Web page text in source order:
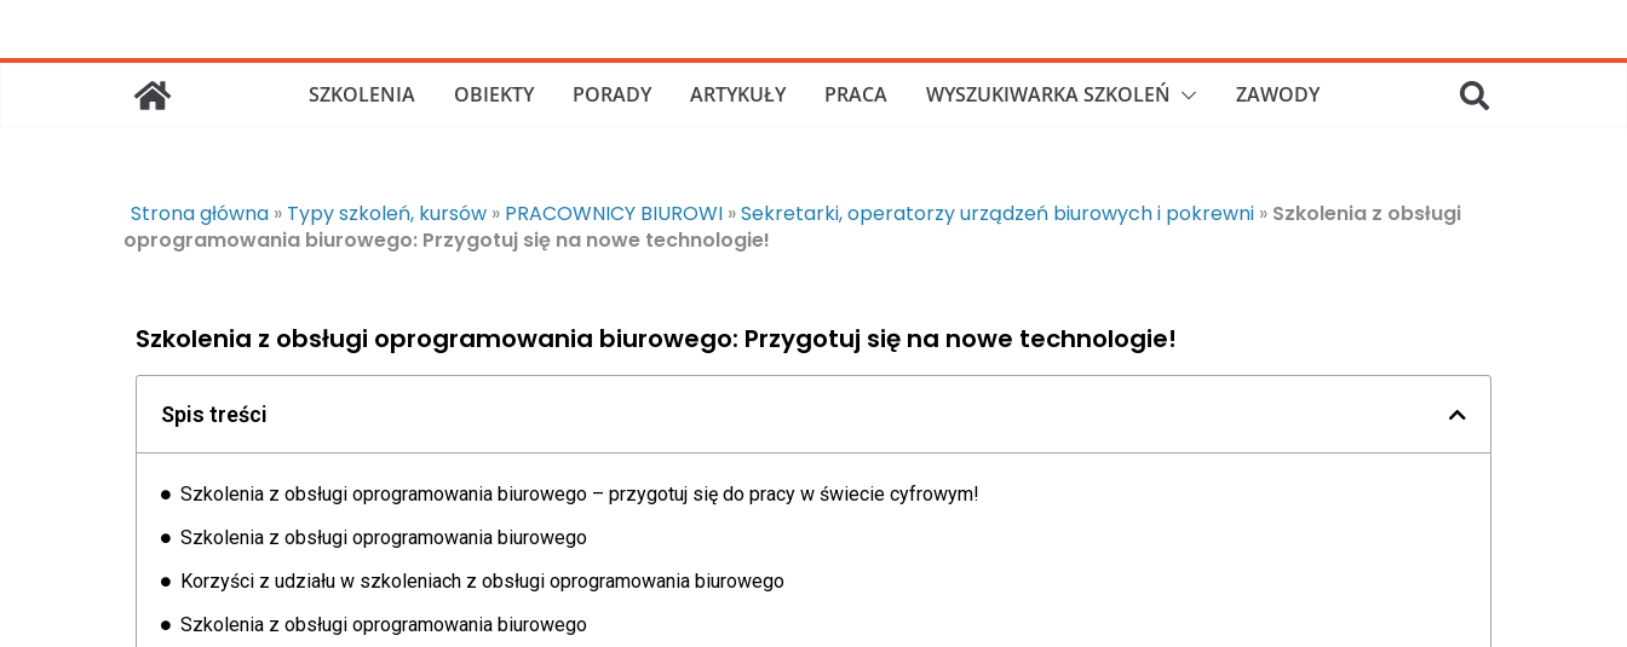
SZKOLENIA OBIEKTY PORADY ARTYKUŁY PRACA WYSZUKIWARKA SZKOLEŃ ZAWODY
Strona główna » Typy szkoleń, kursów » PRACOWNICY BIUROWI »Sekretarki, operatorzy urządzeń biurowych i pokrewni » Szkolenia z obsługi
oprogramowania biurowego: Przygotuj się na nowe technologie!
Szkolenia z obsługi oprogramowania biurowego: Przygotuj się na nowe technologie!
Spis treści
Szkolenia z obsługi oprogramowania biurowego – przygotuj się do pracy w świecie cyfrowym!
Szkolenia z obsługi oprogramowania biurowego
Korzyści z udziału w szkoleniach z obsługi oprogramowania biurowego
Szkolenia z obsługi oprogramowania biurowego